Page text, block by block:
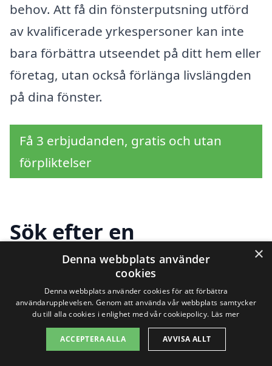
behov. Att få din fönsterputsning utförd
av kvalificerade yrkespersoner kan inte
bara förbättra utseendet på ditt hem eller
företag, utan också förlänga livslängden
på dina fönster.
Få 3 erbjudanden, gratis och utan
förpliktelser
Sök efter en
professionell för
fönsterputsning i andra
städer nära Forsvik
×
Denna webbplats använder
cookies
Denna webbplats använder cookies för att förbättra
användarupplevelsen. Genom att använda vår webbplats samtycker
du till alla cookies i enlighet med vår cookiepolicy. Läs mer
ACCEPTERA ALLA AVVISA ALLT